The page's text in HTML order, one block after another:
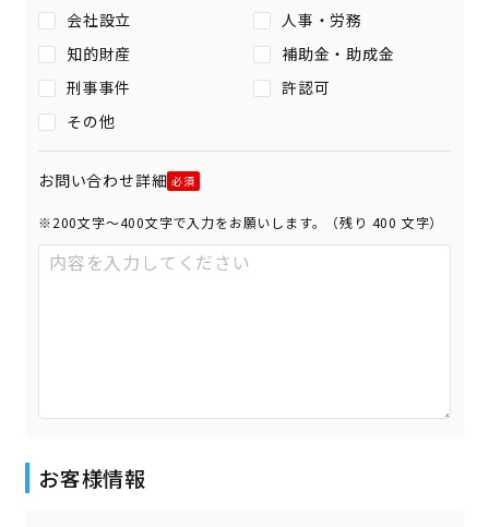
会社設立
人事・労務
知的財産
補助金・助成金
刑事事件
許認可
その他
お問い合わせ詳細
※200文字〜400文字で入力をお願いします。（残り 400 文字）
お客様情報